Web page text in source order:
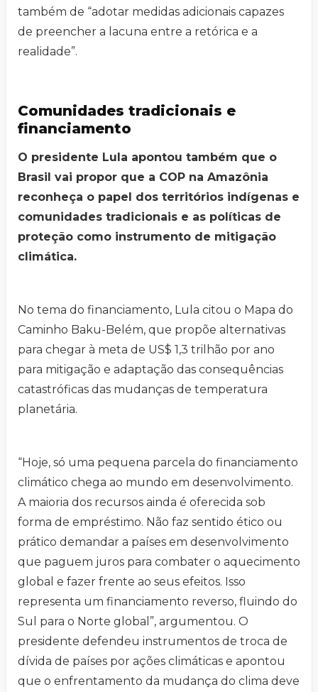
também de “adotar medidas adicionais capazes
de preencher a lacuna entre a retórica e a
realidade”.
Comunidades tradicionais e
financiamento
O presidente Lula apontou também que o
Brasil vai propor que a COP na Amazônia
reconheça o papel dos territórios indígenas e
comunidades tradicionais e as políticas de
proteção como instrumento de mitigação
climática.
No tema do financiamento, Lula citou o Mapa do
Caminho Baku-Belém, que propõe alternativas
para chegar à meta de US$ 1,3 trilhão por ano
para mitigação e adaptação das consequências
catastróficas das mudanças de temperatura
planetária.
“Hoje, só uma pequena parcela do financiamento
climático chega ao mundo em desenvolvimento.
A maioria dos recursos ainda é oferecida sob
forma de empréstimo. Não faz sentido ético ou
prático demandar a países em desenvolvimento
que paguem juros para combater o aquecimento
global e fazer frente ao seus efeitos. Isso
representa um financiamento reverso, fluindo do
Sul para o Norte global”, argumentou. O
presidente defendeu instrumentos de troca de
dívida de países por ações climáticas e apontou
que o enfrentamento da mudança do clima deve